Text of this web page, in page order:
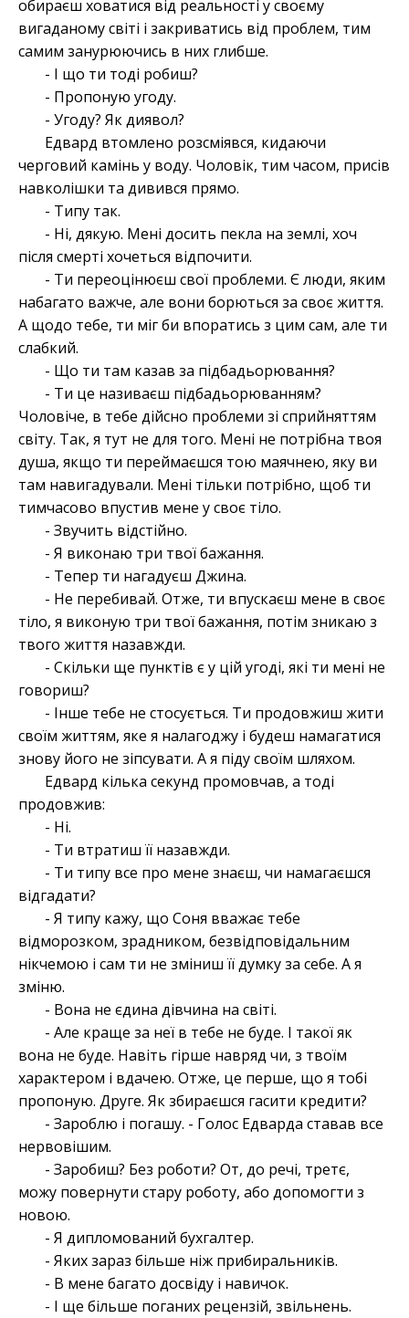
обираєш ховатися від реальності у своєму
вигаданому світі і закриватись від проблем, тим
самим занурюючись в них глибше.
- І що ти тоді робиш?
- Пропоную угоду.
- Угоду? Як диявол?
Едвард втомлено розсміявся, кидаючи
черговий камінь у воду. Чоловік, тим часом, присів
навколішки та дивився прямо.
- Типу так.
- Ні, дякую. Мені досить пекла на землі, хоч
після смерті хочеться відпочити.
- Ти переоцінюєш свої проблеми. Є люди, яким
набагато важче, але вони борються за своє життя.
А щодо тебе, ти міг би впоратись з цим сам, але ти
слабкий.
- Що ти там казав за підбадьорювання?
- Ти це називаєш підбадьорюванням?
Чоловіче, в тебе дійсно проблеми зі сприйняттям
світу. Так, я тут не для того. Мені не потрібна твоя
душа, якщо ти переймаєшся тою маячнею, яку ви
там навигадували. Мені тільки потрібно, щоб ти
тимчасово впустив мене у своє тіло.
- Звучить відстійно.
- Я виконаю три твої бажання.
- Тепер ти нагадуєш Джина.
- Не перебивай. Отже, ти впускаєш мене в своє
тіло, я виконую три твої бажання, потім зникаю з
твого життя назавжди.
- Скільки ще пунктів є у цій угоді, які ти мені не
говориш?
- Інше тебе не стосується. Ти продовжиш жити
своїм життям, яке я налагоджу і будеш намагатися
знову його не зіпсувати. А я піду своїм шляхом.
Едвард кілька секунд промовчав, а тоді
продовжив:
- Ні.
- Ти втратиш її назавжди.
- Ти типу все про мене знаєш, чи намагаєшся
відгадати?
- Я типу кажу, що Соня вважає тебе
відморозком, зрадником, безвідповідальним
нікчемою і сам ти не зміниш її думку за себе. А я
зміню.
- Вона не єдина дівчина на світі.
- Але краще за неї в тебе не буде. І такої як
вона не буде. Навіть гірше навряд чи, з твоїм
характером і вдачею. Отже, це перше, що я тобі
пропоную. Друге. Як збираєшся гасити кредити?
- Зароблю і погашу. - Голос Едварда ставав все
нервовішим.
- Заробиш? Без роботи? От, до речі, третє,
можу повернути стару роботу, або допомогти з
новою.
- Я дипломований бухгалтер.
- Яких зараз більше ніж прибиральників.
- В мене багато досвіду і навичок.
- І ще більше поганих рецензій, звільнень.